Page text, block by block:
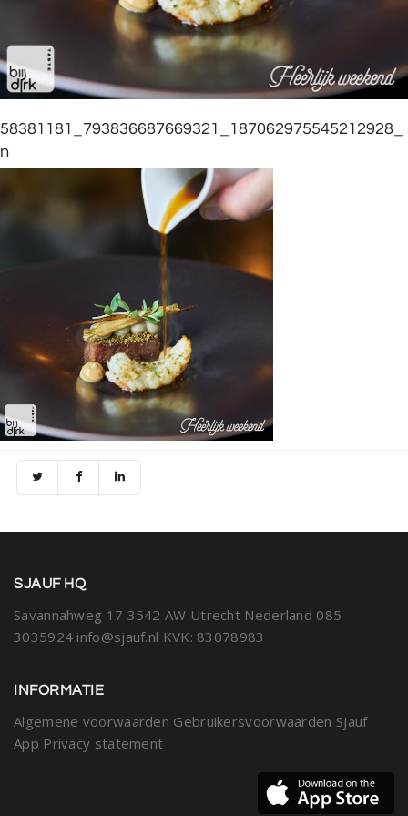
58381181_793836687669321_187062975545212928_
n
SJAUF HQ
Savannahweg 17 3542 AW Utrecht Nederland 085-
3035924 info@sjauf.nl KVK: 83078983
INFORMATIE
Algemene voorwaarden Gebruikersvoorwaarden Sjauf
App Privacy statement